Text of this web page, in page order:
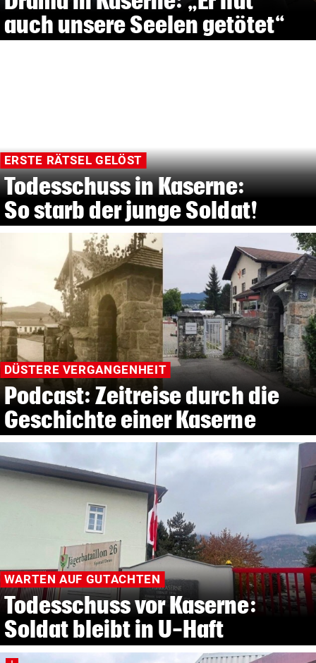
auch unsere Seelen getötet“
ERSTE RÄTSEL GELÖST
Todesschuss in Kaserne:
So starb der junge Soldat!
DÜSTERE VERGANGENHEIT
Podcast: Zeitreise durch die
Geschichte einer Kaserne
WARTEN AUF GUTACHTEN
Todesschuss vor Kaserne:
Soldat bleibt in U-Haft